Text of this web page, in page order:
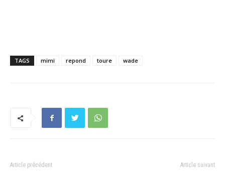
TAGS mimi repond toure wade
Article précédent Article suivant